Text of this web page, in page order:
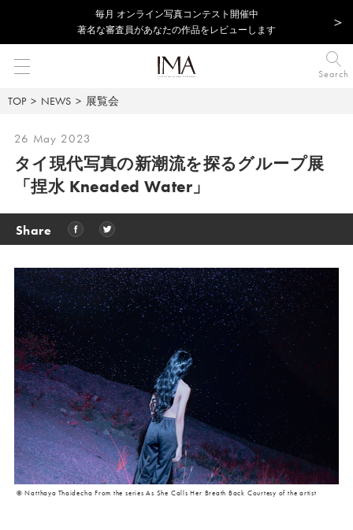
毎⽉ オンライン写真コンテスト開催中
著名な審査員があなたの作品をレビューします
Search
TOP NEWS 展覧会
26 May 2023
タイ現代写真の新潮流を探るグループ展
「捏水 Kneaded Water」
Share
©︎ Natthaya Thaidecha From the series As She Calls Her Breath Back Courtesy of the artist